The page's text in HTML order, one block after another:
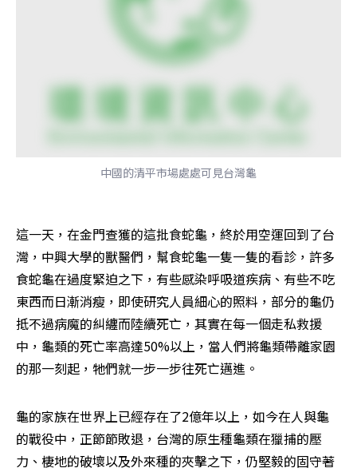
中國的清平市場處處可見台灣龜
這一天，在金門查獲的這批食蛇龜，終於用空運回到了台
灣，中興大學的獸醫們，幫食蛇龜一隻一隻的看診，許多
食蛇龜在過度緊迫之下，有些感染呼吸道疾病、有些不吃
東西而日漸消瘦，即使研究人員細心的照料，部分的龜仍
抵不過病魔的糾纏而陸續死亡，其實在每一個走私救援
中，龜類的死亡率高達50%以上，當人們將龜類帶離家園
的那一刻起，牠們就一步一步往死亡邁進。
龜的家族在世界上已經存在了2億年以上，如今在人與龜
的戰役中，正節節敗退，台灣的原生種龜類在獵捕的壓
力、棲地的破壞以及外來種的夾擊之下，仍堅毅的固守著